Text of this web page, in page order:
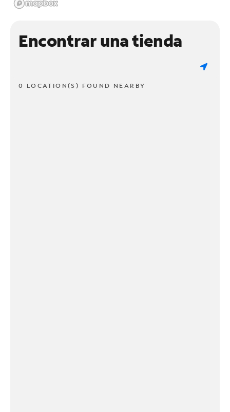
Encontrar una tienda
0 LOCATION(S) FOUND NEARBY